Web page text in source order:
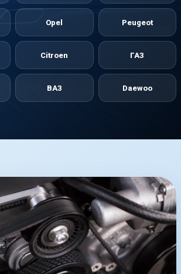
Opel Peugeot
Citroen ГАЗ
ВАЗ Daewoo